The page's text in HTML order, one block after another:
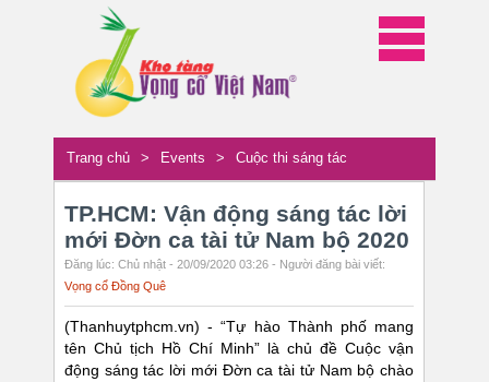
Trang chủ > Events > Cuộc thi sáng tác
TP.HCM: Vận động sáng tác lời
mới Đờn ca tài tử Nam bộ 2020
Đăng lúc: Chủ nhật - 20/09/2020 03:26 - Người đăng bài viết:
Vọng cổ Đồng Quê
(Thanhuytphcm.vn) - “Tự hào Thành phố mang
tên Chủ tịch Hồ Chí Minh” là chủ đề Cuộc vận
động sáng tác lời mới Đờn ca tài tử Nam bộ chào